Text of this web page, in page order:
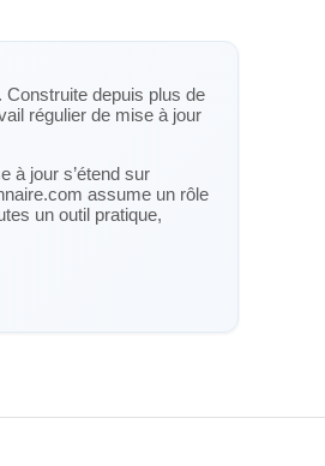
Construite depuis plus de
régulier de mise à jour
à jour s’étend sur
assume un rôle
un outil pratique,